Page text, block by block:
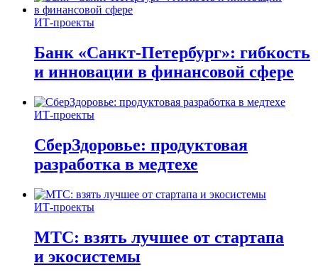
ИТ-проекты
Банк «Санкт-Петербург»: гибкость
и инновации в финансовой сфере
ИТ-проекты
СберЗдоровье: продуктовая
разработка в медтехе
ИТ-проекты
МТС: взять лучшее от стартапа
и экосистемы